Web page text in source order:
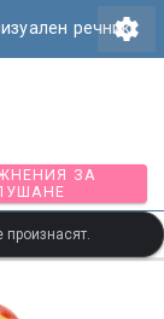
речник
settings
ЗА
СЛУШАНЕ
произнасят.